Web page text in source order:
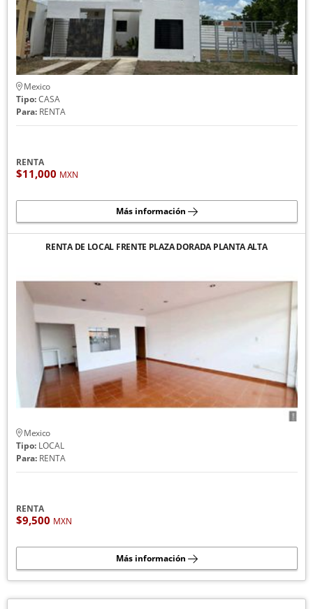
Mexico
Tipo:CASA
Para:RENTA
RENTA
$11,000 MXN
Más información
RENTA DE LOCAL FRENTE PLAZA DORADA PLANTA ALTA
Mexico
Tipo:LOCAL
Para:RENTA
RENTA
$9,500 MXN
Más información